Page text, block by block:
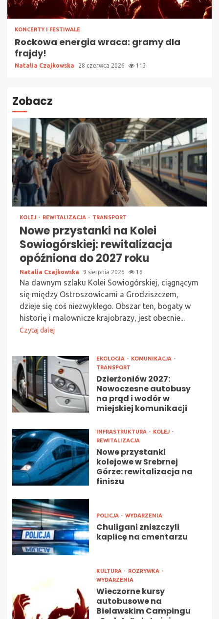
KONCERTY I FESTIWALE
Rockowa energia wraca: gramy dla
frajdy!
Natalia Czajkowska 28 czerwca 2026 113
Zobacz
KOLEJ REWITALIZACJA TRANSPORT
Nowe przystanki na Kolei
Sowiogórskiej: rewitalizacja
opóźniona do 2027 roku
Natalia Czajkowska 9 sierpnia 2026 16
Na dawnym szlaku Kolei Sowiogórskiej, ciągnącym
się między Ostroszowicami a Grodziszczem,
dzieje się coś niezwykłego. Obszar ten, bogaty w
historię i malownicze krajobrazy, jest obecnie...
Czytaj dalej
EKOLOGIA
KOMUNIKACJA
TRANSPORT
Dzierżoniów 2027:
Nowoczesne autobusy
na prąd i wodór w
miejskiej komunikacji
INFRASTRUKTURA
KOLEJ
REWITALIZACJA
Nowe przystanki
kolejowe w Srebrnej
Górze: rewitalizacja na
finiszu
POLICJA WYDARZENIA
Chuligani zniszczyli
kaplicę na cmentarzu
KULTURA
ROZRYWKA
WYDARZENIA
Wieczorne kursy
autobusowe na
Bielawskim Campingu